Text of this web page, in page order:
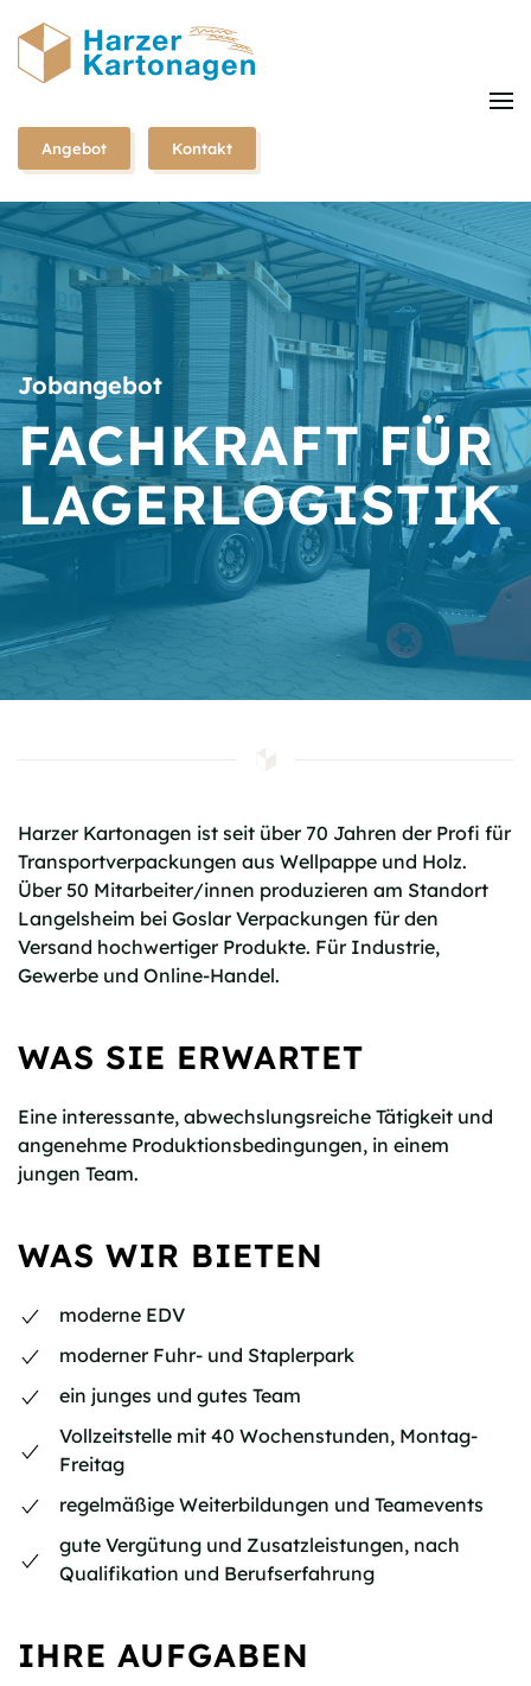
Zum
springen
Angebot Kontakt
Jobangebot
FACHKRAFT FÜR
LAGER­LOGISTIK
Harzer Kartonagen ist seit über 70 Jahren der Profi für
Transportverpackungen aus Wellpappe und Holz.
Über 50 Mitarbeiter/innen produzieren am Standort
Langelsheim bei Goslar Verpackungen für den
Versand hochwertiger Produkte. Für Industrie,
Gewerbe und Online-Handel.
WAS SIE ERWARTET
Eine interessante, abwechslungsreiche Tätigkeit und
angenehme Produktionsbedingungen, in einem
jungen Team.
WAS WIR BIETEN
moderne EDV
moderner Fuhr- und Staplerpark
ein junges und gutes Team
Vollzeitstelle mit 40 Wochenstunden, Montag-
Freitag
regelmäßige Weiterbildungen und Teamevents
gute Vergütung und Zusatzleistungen, nach
Qualifikation und Berufserfahrung
IHRE AUFGABEN